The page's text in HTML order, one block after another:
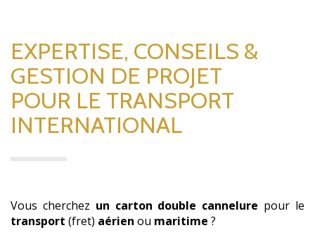
EXPERTISE, CONSEILS &
GESTION DE PROJET
POUR LE TRANSPORT
INTERNATIONAL
Vous cherchez un carton double cannelure pour le
transport (fret) aérien ou maritime ?